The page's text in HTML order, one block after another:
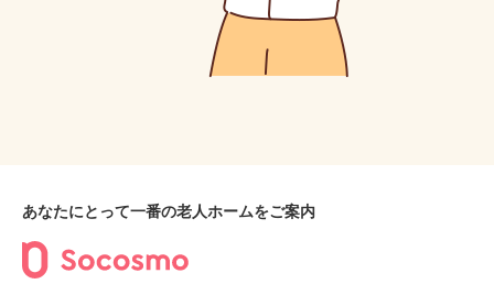
あなたにとって一番の老人ホームをご案内